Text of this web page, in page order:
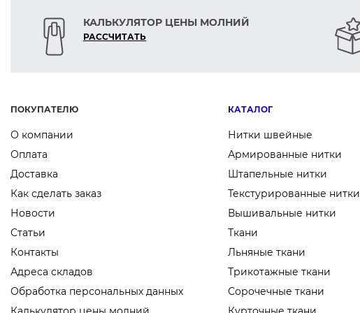
КАЛЬКУЛЯТОР ЦЕНЫ МОЛНИЙ
РАСCЧИТАТЬ
ПОКУПАТЕЛЮ
О компании
Оплата
Доставка
Как сделать заказ
Новости
Статьи
Контакты
Адреса складов
Обработка персональных данных
КАТАЛОГ
Нитки швейные
Армированные нитки
Штапельные нитки
Текстурированные нитки
Вышивальные нитки
Ткани
Льняные ткани
Трикотажные ткани
Сорочечные ткани